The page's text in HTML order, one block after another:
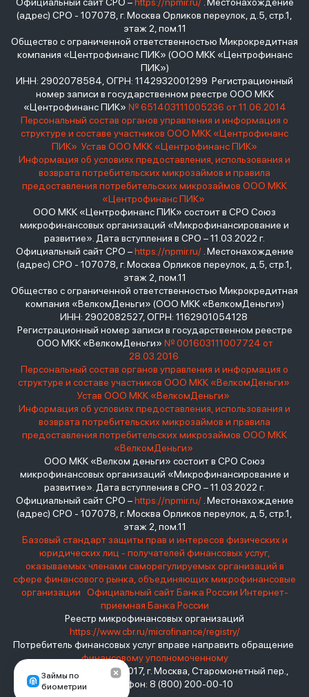
Займы по
биометрии
(адрес) СРО - 107078, г. Москва Орликов переулок, д.5, стр.1,
этаж 2, пом.11
Общество с ограниченной ответственностью Микрокредитная
компания «Центрофинанс ПИК» (ООО МКК «Центрофинанс
ПИК»)
ИНН: 2902078584, ОГРН: 1142932001299 Регистрационный
номер записи в государственном реестре ООО МКК
«Центрофинанс ПИК» № 651403111005236 от 11.06.2014
Персональный состав органов управления и информация о
структуре и составе участников ООО МКК «Центрофинанс
ПИК» Устав ООО МКК «Центрофинанс ПИК»
Информация об условиях предоставления, использования и
возврата потребительских микрозаймов и правила
предоставления потребительских микрозаймов ООО МКК
«Центрофинанс ПИК»
ООО МКК «Центрофинанс ПИК» состоит в СРО Союз
микрофинансовых организаций «Микрофинансирование и
развитие». Дата вступления в СРО – 11.03.2022 г.
Официальный сайт СРО –https://npmir.ru/. Местонахождение
(адрес) СРО - 107078, г. Москва Орликов переулок, д.5, стр.1,
этаж 2, пом.11
Общество с ограниченной ответственностью Микрокредитная
компания «ВелкомДеньги» (ООО МКК «ВелкомДеньги»)
ИНН: 2902082527, ОГРН: 1162901054128
Регистрационный номер записи в государственном реестре
ООО МКК «ВелкомДеньги» № 001603111007724 от
28.03.2016
Персональный состав органов управления и информация о
структуре и составе участников ООО МКК «ВелкомДеньги»
Устав ООО МКК «ВелкомДеньги»
Информация об условиях предоставления, использования и
возврата потребительских микрозаймов и правила
предоставления потребительских микрозаймов ООО МКК
«ВелкомДеньги»
ООО МКК «Велком деньги» состоит в СРО Союз
микрофинансовых организаций «Микрофинансирование и
развитие». Дата вступления в СРО – 11.03.2022 г.
Официальный сайт СРО –https://npmir.ru/. Местонахождение
(адрес) СРО - 107078, г. Москва Орликов переулок, д.5, стр.1,
этаж 2, пом.11
Базовый стандарт защиты прав и интересов физических и
юридических лиц - получателей финансовых услуг,
оказываемых членами саморегулируемых организаций в
сфере финансового рынка, объединяющих микрофинансовые
организации
Официальный сайт Банка России Интернет-
приемная Банка России
Реестр микрофинансовых организаций
https://www.cbr.ru/microfinance/registry/
Потребитель финансовых услуг вправе направить обращение
финансовому уполномоченному
Место нахождения: 119017, г. Москва, Старомонетный пер.,
дом 3 Телефон: 8 (800) 200-00-10